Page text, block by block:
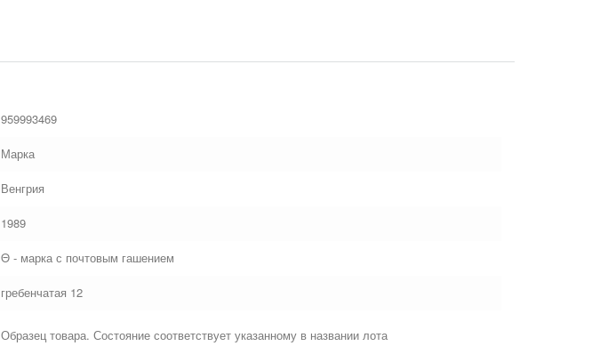
959993469
Марка
Венгрия
1989
Θ - марка с почтовым гашением
гребенчатая 12
Образец товара. Состояние соответствует указанному в названии лота